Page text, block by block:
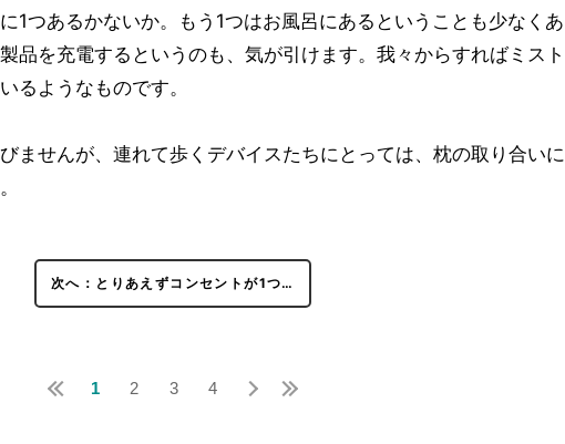
1つあるかないか。もう1つはお風呂にあるということも少なくあ
品を充電するというのも、気が引けます。我々からすればミスト
るようなものです。
ませんが、連れて歩くデバイスたちにとっては、枕の取り合いに
次へ：とりあえずコンセントが1つ…
1 2 3 4